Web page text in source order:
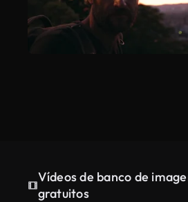
Vídeos de banco de
gratuitos